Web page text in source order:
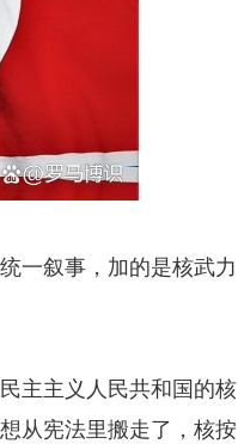
一叙事，加的是核武力
主主义人民共和国的核
从宪法里搬走了，核按